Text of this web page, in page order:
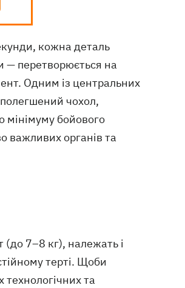
кожна деталь
— перетворюється на
Одним із центральних
чохол,
мінімуму бойового
важливих органів та
7–8 кг), належать і
терті. Щоби
технологічних та